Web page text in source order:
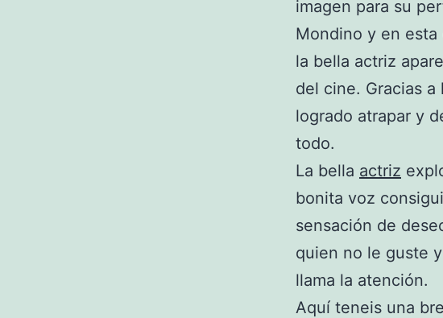
imagen para su
Mondino y en
la bella actriz
del cine. Gracias
logrado atrapar y
todo.
La bella actriz
bonita voz
sensación de
quien no le guste
llama la atención.
Aquí teneis una